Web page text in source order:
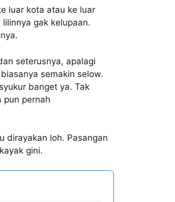
luar kota atau ke luar
lilinnya gak kelupaan.
seterusnya, apalagi
semakin selow.
banget ya. Tak
pun pernah
dirayakan loh. Pasangan
gini.